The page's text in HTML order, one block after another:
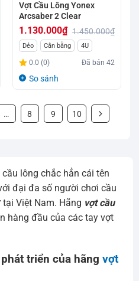
Vợt Cầu Lông Yonex
Arcsaber 2 Clear
1.450.000₫
Giá
gốc
là:
1.130.000₫
Giá
hiện
tại
1.130.000₫.
Dẻo Cân bằng 4U
0.0 (0) Đã bán42
So sánh
… 8 9 10
lông chắc hẳn cái tên
đại đa số người chơi cầu
Việt Nam. Hãng vợt cầu
hàng đầu của các tay vợt
triển của hãng vợt